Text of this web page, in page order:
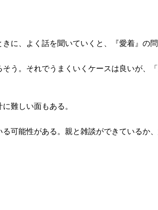
に、よく話を聞いていくと、『愛着』の
う。それでうまくいくケースは良いが、
難しい面もある。
可能性がある。親と雑談ができているか